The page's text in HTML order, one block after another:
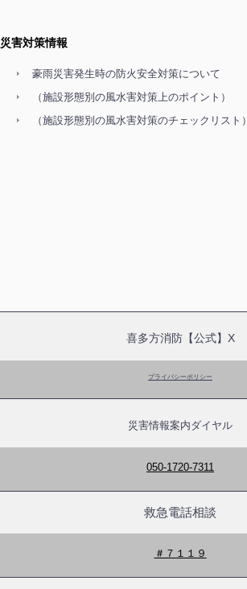
災害対策情報
豪雨災害発生時の防火安全対策について
（施設形態別の風水害対策上のポイント）
（施設形態別の風水害対策のチェックリスト）
喜多方消防【公式】X
プライバシーポリシー
災害情報案内ダイヤル
050-1720-7311
救急電話相談
＃７１１９